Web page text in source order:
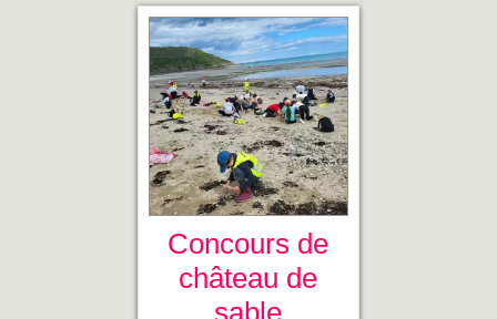
Concours de
château de
sable